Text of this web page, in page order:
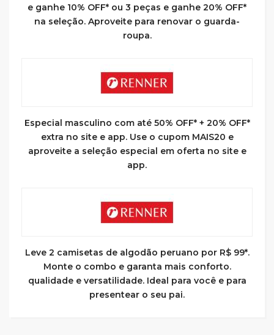
e ganhe 10% OFF* ou 3 peças e ganhe 20% OFF*
na seleção. Aproveite para renovar o guarda-
roupa.
Especial masculino com até 50% OFF* + 20% OFF*
extra no site e app. Use o cupom MAIS20 e
aproveite a seleção especial em oferta no site e
app.
Leve 2 camisetas de algodão peruano por R$ 99*.
Monte o combo e garanta mais conforto.
qualidade e versatilidade. Ideal para você e para
presentear o seu pai.